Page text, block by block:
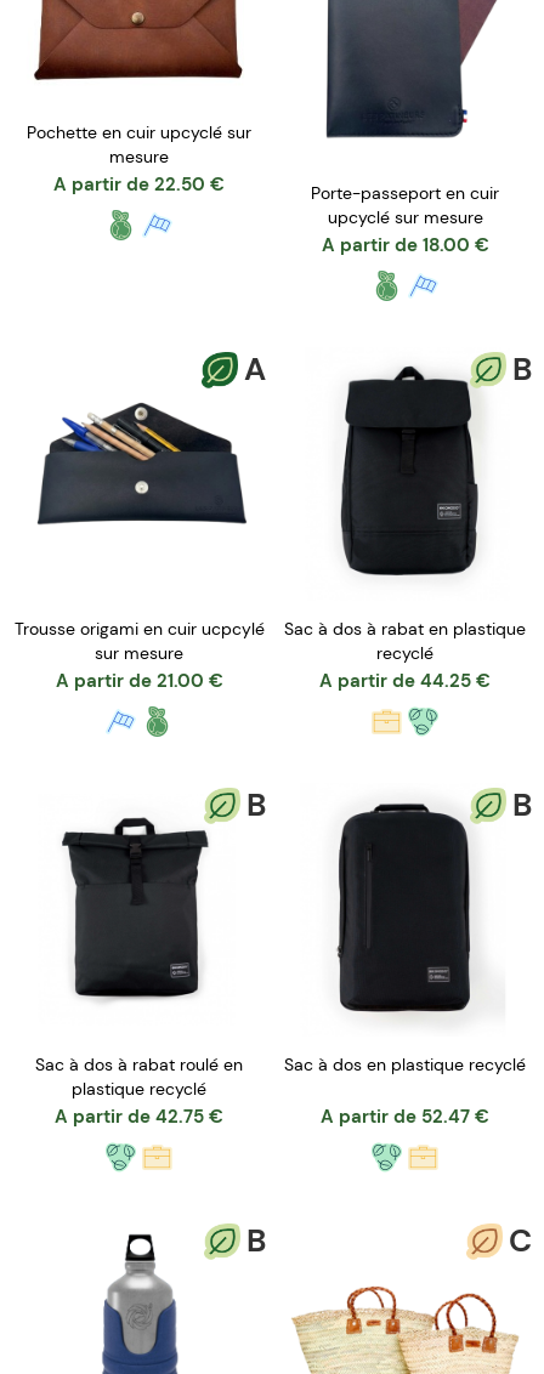
Pochette en cuir upcyclé sur
mesure
A partir de 22.50 €
Porte-passeport en cuir
upcyclé sur mesure
A partir de 18.00 €
A
Trousse origami en cuir ucpcylé
sur mesure
A partir de 21.00 €
B
Sac à dos à rabat en plastique
recyclé
A partir de 44.25 €
B
Sac à dos à rabat roulé en
plastique recyclé
A partir de 42.75 €
B
Sac à dos en plastique recyclé
A partir de 52.47 €
B C